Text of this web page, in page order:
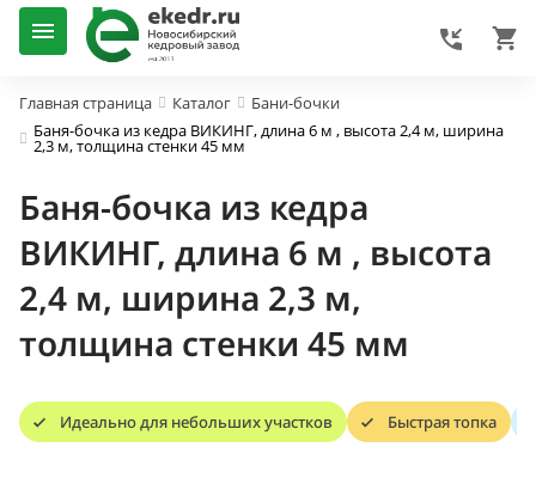
Главная страница Каталог
Бани-бочки
Баня-бочка из кедра ВИКИНГ, длина 6 м , высота 2,4 м, ширина
2,3 м, толщина стенки 45 мм
Баня-бочка из кедра
ВИКИНГ, длина 6 м , высота
2,4 м, ширина 2,3 м,
толщина стенки 45 мм
Идеально для небольших участков Быстрая топка